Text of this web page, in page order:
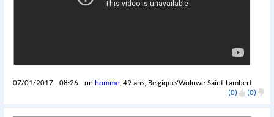
07/01/2017 - 08:26 - un homme, 49 ans, Belgique/Woluwe-Saint-Lambert
(0)
(0)